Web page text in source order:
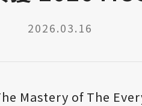
2026.03.16
Mastery of The